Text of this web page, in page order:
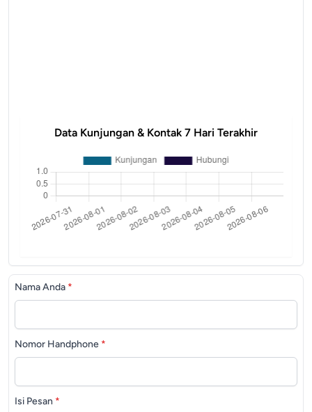
Data Kunjungan & Kontak 7 Hari Terakhir
Nama Anda *
Nomor Handphone *
Isi Pesan *